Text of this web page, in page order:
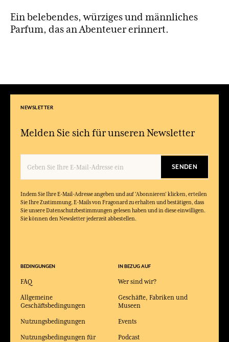
Ein belebendes, würziges und männliches
Parfum, das an Abenteuer erinnert.
NEWSLETTER
Melden Sie sich für unseren Newsletter
SENDEN
Indem Sie Ihre E-Mail-Adresse angeben und auf 'Abonnieren' klicken, erteilen
Sie Ihre Zustimmung, E-Mails von Fragonard zu erhalten und bestätigen, dass
Sie unsere Datenschutzbestimmungen gelesen haben und in diese einwilligen.
Sie können den Newsletter jederzeit abbestellen.
BEDINGUNGEN
FAQ
Allgemeine
Geschäftsbedingungen
Nutzungsbedingungen
Nutzungsbedingungen für
IN BEZUG AUF
Wer sind wir?
Geschäfte, Fabriken und
Museen
Events
Podcast